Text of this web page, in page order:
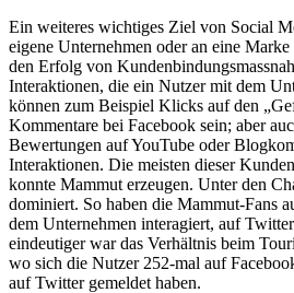
Ein weiteres wichtiges Ziel von Social
eigene Unternehmen oder an eine
den Erfolg von
Interaktionen, die ein Nutzer mit dem
können zum Beispiel Klicks auf den
Kommentare bei Facebook sein; aber
Bewertungen auf YouTube oder
Interaktionen. Die meisten dieser
konnte Mammut erzeugen. Unter den
dominiert. So haben die Mammut-Fans
dem Unternehmen interagiert, auf
eindeutiger war das Verhältnis beim
wo sich die Nutzer 252-mal auf
auf Twitter gemeldet haben.